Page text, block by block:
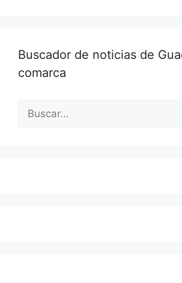
Buscador de noticias de
comarca
Buscar: